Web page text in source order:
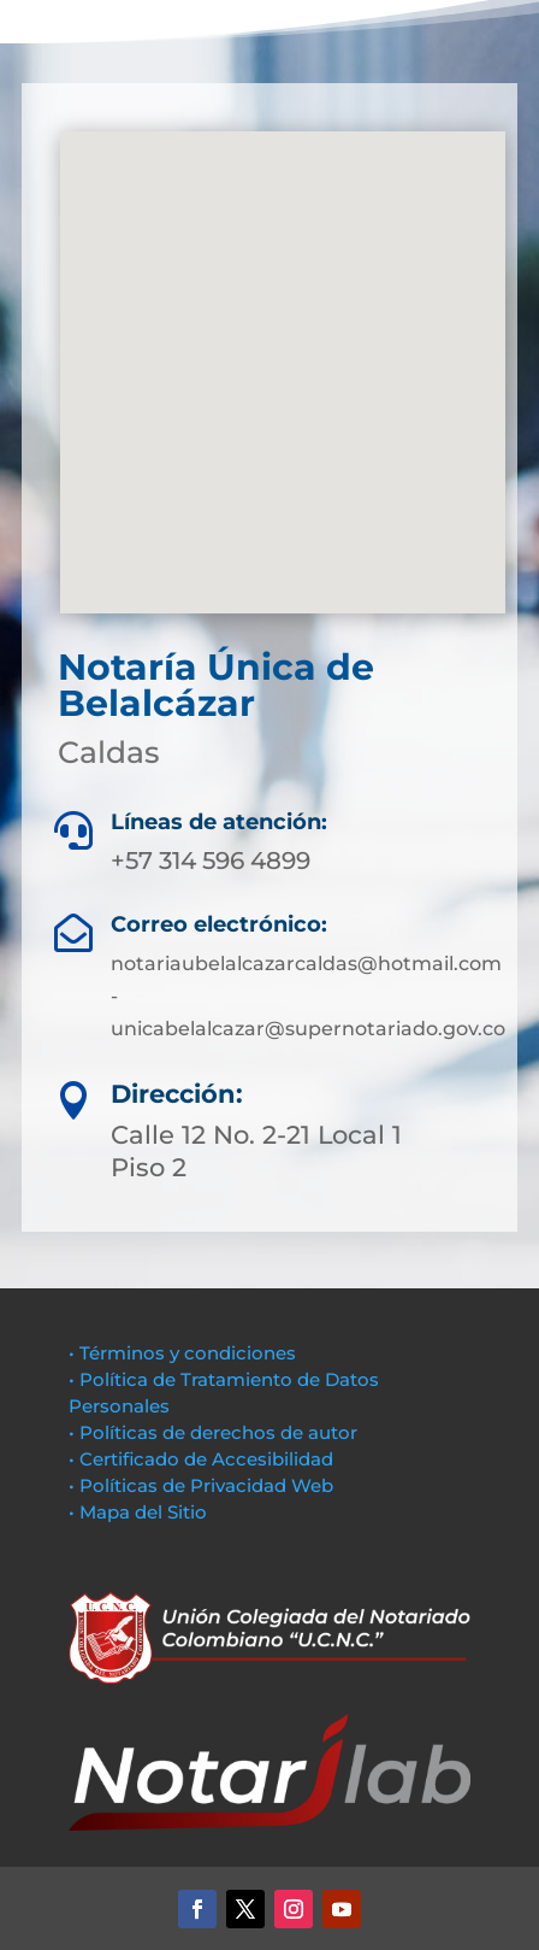
Notaría Única de
Belalcázar
Caldas
 Líneas de atención:
+57 314 596 4899
 Correo electrónico:
notariaubelalcazarcaldas@hotmail.com
-
unicabelalcazar@supernotariado.gov.co

Dirección:
Calle 12 No. 2-21 Local 1
Piso 2
• Términos y condiciones
• Política de Tratamiento de Datos
Personales
• Políticas de derechos de autor
• Certificado de Accesibilidad
• Políticas de Privacidad Web
• Mapa del Sitio